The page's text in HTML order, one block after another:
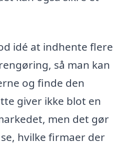
idé at indhente flere
så man kan
og finde den
giver ikke blot en
men det gør
hvilke firmaer der